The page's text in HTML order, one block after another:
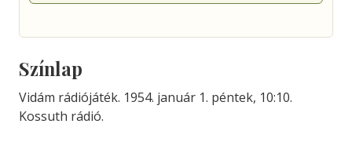
Színlap
Vidám rádiójáték. 1954. január 1. péntek, 10:10.
Kossuth rádió.